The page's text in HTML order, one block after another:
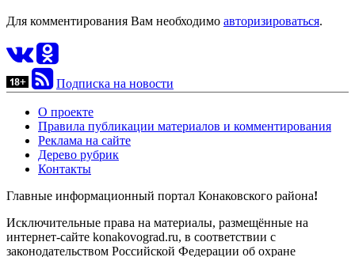
Для комментирования Вам необходимо авторизироваться.
Подписка на новости
О проекте
Правила публикации материалов и комментирования
Реклама на сайте
Дерево рубрик
Контакты
Главные информационный портал Конаковского района!
Исключительные права на материалы, размещённые на
интернет-сайте konakovograd.ru, в соответствии с
законодательством Российской Федерации об охране